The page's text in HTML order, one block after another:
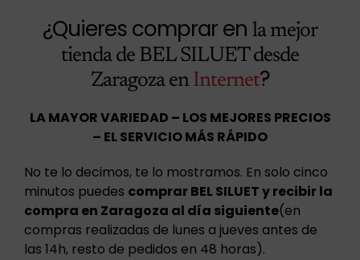
¿Quieres comprar en la mejor
tienda de BEL SILUET desde
Zaragoza enInternet?
LA MAYOR VARIEDAD – LOS MEJORES PRECIOS
– EL SERVICIO MÁS RÁPIDO
No te lo decimos, te lo mostramos. En solo cinco
minutos puedes comprar BEL SILUET y recibir la
compra en Zaragoza al día siguiente(en
compras realizadas de lunes a jueves antes de
las 14h, resto de pedidos en 48 horas).